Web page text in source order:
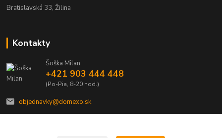
Bratislavská 33, Žilina
Kontakty
Šoška Milan
+421 903 444 448
(Po-Pia, 8-20 hod.)
objednavky@domexo.sk